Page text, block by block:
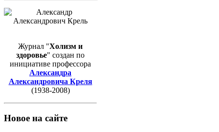
Журнал "Холизм и
здоровье" создан по
инициативе профессора
Александра
Александровича Креля
(1938-2008)
Новое на сайте